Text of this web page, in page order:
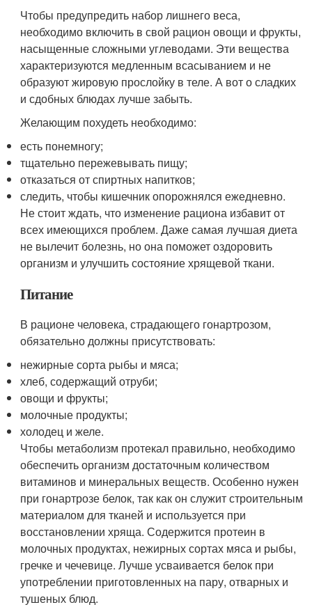
Чтобы предупредить набор лишнего веса,
необходимо включить в свой рацион овощи и фрукты,
насыщенные сложными углеводами. Эти вещества
характеризуются медленным всасыванием и не
образуют жировую прослойку в теле. А вот о сладких
и сдобных блюдах лучше забыть.
Желающим похудеть необходимо:
есть понемногу;
тщательно пережевывать пищу;
отказаться от спиртных напитков;
следить, чтобы кишечник опорожнялся ежедневно.
Не стоит ждать, что изменение рациона избавит от
всех имеющихся проблем. Даже самая лучшая диета
не вылечит болезнь, но она поможет оздоровить
организм и улучшить состояние хрящевой ткани.
Питание
В рационе человека, страдающего гонартрозом,
обязательно должны присутствовать:
нежирные сорта рыбы и мяса;
хлеб, содержащий отруби;
овощи и фрукты;
молочные продукты;
холодец и желе.
Чтобы метаболизм протекал правильно, необходимо
обеспечить организм достаточным количеством
витаминов и минеральных веществ. Особенно нужен
при гонартрозе белок, так как он служит строительным
материалом для тканей и используется при
восстановлении хряща. Содержится протеин в
молочных продуктах, нежирных сортах мяса и рыбы,
гречке и чечевице. Лучше усваивается белок при
употреблении приготовленных на пару, отварных и
тушеных блюд.